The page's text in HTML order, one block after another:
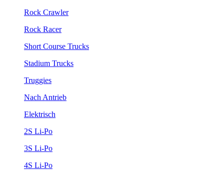
Rock Crawler
Rock Racer
Short Course Trucks
Stadium Trucks
Truggies
Nach Antrieb
Elektrisch
2S Li-Po
3S Li-Po
4S Li-Po